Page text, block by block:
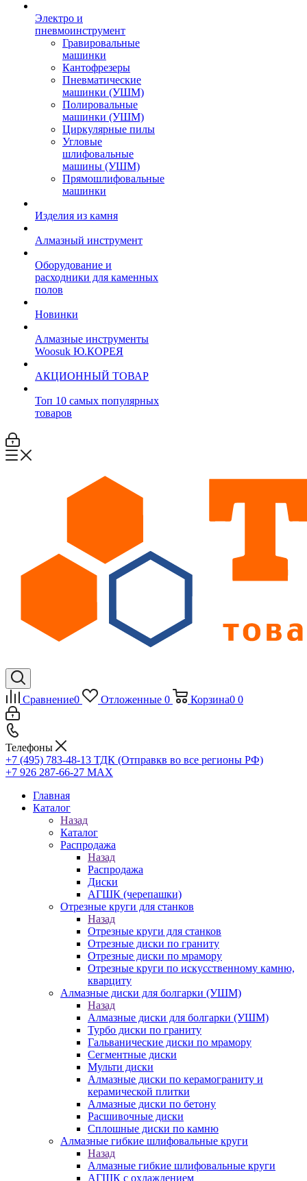
Электро и
пневмоинструмент
Гравировальные
машинки
Кантофрезеры
Пневматические
машинки (УШМ)
Полировальные
машинки (УШМ)
Циркулярные пилы
Угловые
шлифовальные
машины (УШМ)
Прямошлифовальные
машинки
Изделия из камня
Алмазный инструмент
Оборудование и
расходники для каменных
полов
Новинки
Алмазные инструменты
Woosuk Ю.КОРЕЯ
АКЦИОННЫЙ ТОВАР
Топ 10 самых популярных
товаров
Сравнение0 Отложенные 0 Корзина0 0
Телефоны
+7 (495) 783-48-13 ТДК (Отправкв во все регионы РФ)
+7 926 287-66-27 МАХ
Главная
Каталог
Назад
Каталог
Распродажа
Назад
Распродажа
Диски
АГШК (черепашки)
Отрезные круги для станков
Назад
Отрезные круги для станков
Отрезные диски по граниту
Отрезные диски по мрамору
Отрезные круги по искусственному камню,
кварциту
Алмазные диски для болгарки (УШМ)
Назад
Алмазные диски для болгарки (УШМ)
Турбо диски по граниту
Гальванические диски по мрамору
Сегментные диски
Мульти диски
Алмазные диски по керамограниту и
керамической плитки
Алмазные диски по бетону
Расшивочные диски
Сплошные диски по камню
Алмазные гибкие шлифовальные круги
Назад
Алмазные гибкие шлифовальные круги
АГШК с охлаждением